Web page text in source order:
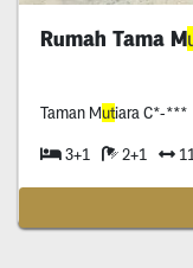
Rumah Tama M
Taman Mutiara C*-***
3+1 2+1